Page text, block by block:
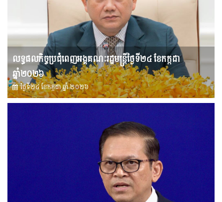
លទ្ធផលកិច្ចប្រជុំពេញអង្គគណៈរដ្ឋមន្រ្តីថ្ងៃទី២៤ ខែកក្កដា
ឆ្នាំ២០២៦
ថ្ងៃទី២៤ ខែ​កក្កដា ឆ្នាំ ២០២៦